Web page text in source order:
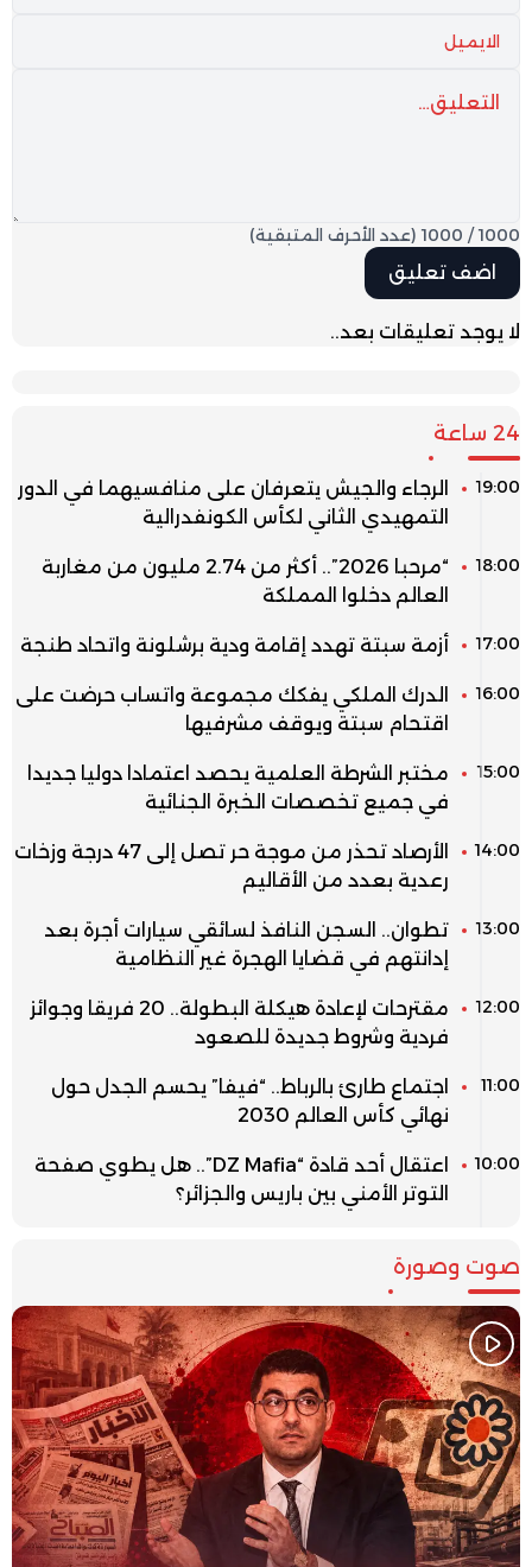
1000
/
1000 (عدد الأحرف المتبقية)
لا يوجد تعليقات بعد..
24 ساعة
19:00
الرجاء والجيش يتعرفان على منافسيهما في الدور
التمهيدي الثاني لكأس الكونفدرالية
18:00
“مرحبا 2026”.. أكثر من 2.74 مليون من مغاربة
العالم دخلوا المملكة
17:00 أزمة سبتة تهدد إقامة ودية برشلونة واتحاد طنجة
16:00
الدرك الملكي يفكك مجموعة واتساب حرضت على
اقتحام سبتة ويوقف مشرفيها
15:00
مختبر الشرطة العلمية يحصد اعتمادا دوليا جديدا
في جميع تخصصات الخبرة الجنائية
14:00
الأرصاد تحذر من موجة حر تصل إلى 47 درجة وزخات
رعدية بعدد من الأقاليم
13:00
تطوان.. السجن النافذ لسائقي سيارات أجرة بعد
إدانتهم في قضايا الهجرة غير النظامية
12:00
مقترحات لإعادة هيكلة البطولة.. 20 فريقا وجوائز
فردية وشروط جديدة للصعود
11:00
اجتماع طارئ بالرباط.. “فيفا” يحسم الجدل حول
نهائي كأس العالم 2030
10:00
اعتقال أحد قادة “DZ Mafia”.. هل يطوي صفحة
التوتر الأمني بين باريس والجزائر؟
صوت وصورة